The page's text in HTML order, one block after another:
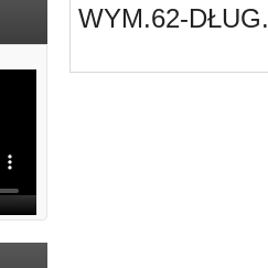
WYM.62-